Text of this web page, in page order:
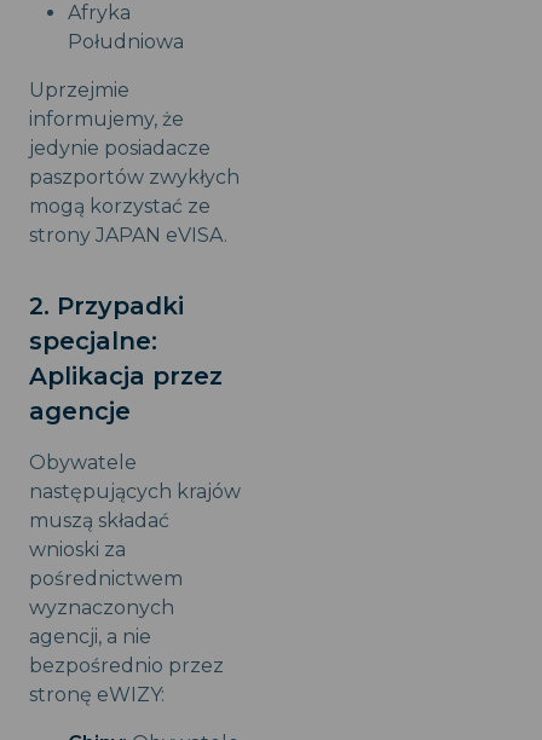
Afryka
Południowa
Uprzejmie
informujemy, że
jedynie posiadacze
paszportów zwykłych
mogą korzystać ze
strony JAPAN eVISA.
2. Przypadki
specjalne:
Aplikacja przez
agencje
Obywatele
następujących krajów
muszą składać
wnioski za
pośrednictwem
wyznaczonych
agencji, a nie
bezpośrednio przez
stronę eWIZY: